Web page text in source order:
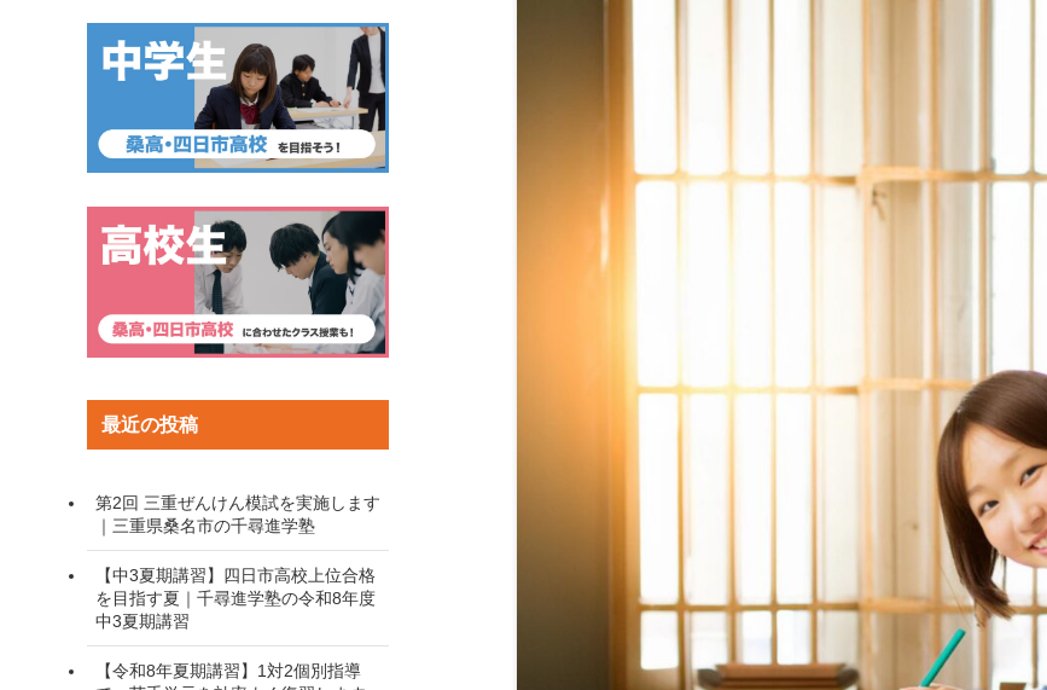
最近の投稿
第2回 三重ぜんけん模試を実施します
｜三重県桑名市の千尋進学塾
【中3夏期講習】四日市高校上位合格
を目指す夏｜千尋進学塾の令和8年度
中3夏期講習
【令和8年夏期講習】1対2個別指導